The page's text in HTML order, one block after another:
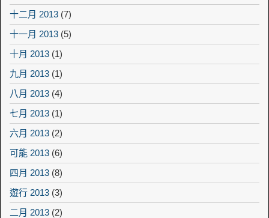
十二月 2013 (7)
十一月 2013 (5)
十月 2013 (1)
九月 2013 (1)
八月 2013 (4)
七月 2013 (1)
六月 2013 (2)
可能 2013 (6)
四月 2013 (8)
遊行 2013 (3)
二月 2013 (2)